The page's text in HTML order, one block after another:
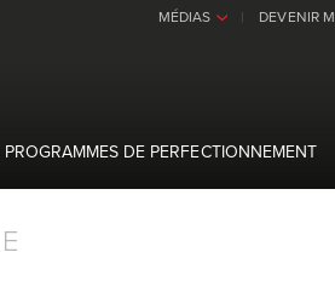
PROGRAMMES DE PERFECTIONNEMENT
MÉDIAS› DEVENIR